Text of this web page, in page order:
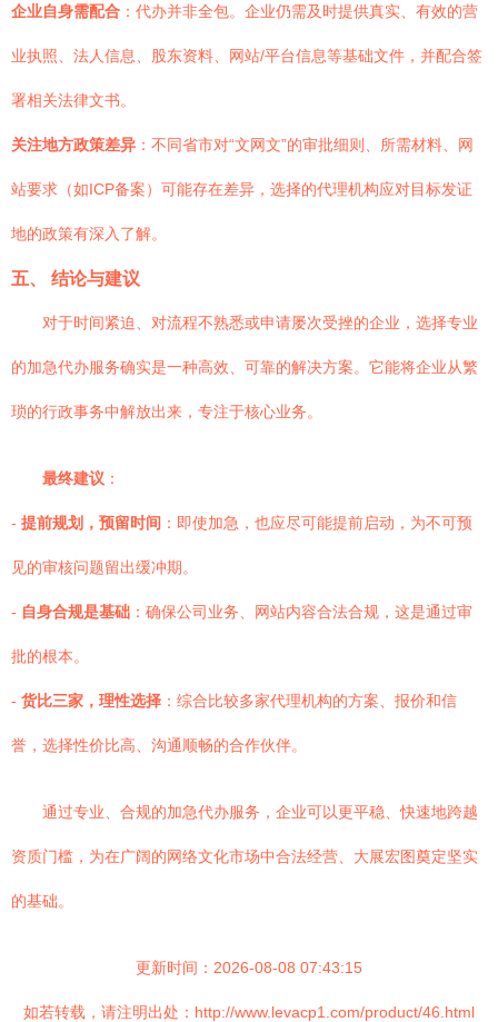
企业自身需配合 ：代办并非全包。企业仍需及时提供真实、有效的营
业执照、法人信息、股东资料、网站/平台信息等基础文件，并配合签
署相关法律文书。
关注地方政策差异 ：不同省市对“文网文”的审批细则、所需材料、网
站要求（如ICP备案）可能存在差异，选择的代理机构应对目标发证
地的政策有深入了解。
五、 结论与建议
对于时间紧迫、对流程不熟悉或申请屡次受挫的企业，选择专业
的加急代办服务确实是一种高效、可靠的解决方案。它能将企业从繁
琐的行政事务中解放出来，专注于核心业务。
最终建议 ：
- 提前规划，预留时间 ：即使加急，也应尽可能提前启动，为不可预
见的审核问题留出缓冲期。
- 自身合规是基础 ：确保公司业务、网站内容合法合规，这是通过审
批的根本。
- 货比三家，理性选择 ：综合比较多家代理机构的方案、报价和信
誉，选择性价比高、沟通顺畅的合作伙伴。
通过专业、合规的加急代办服务，企业可以更平稳、快速地跨越
资质门槛，为在广阔的网络文化市场中合法经营、大展宏图奠定坚实
的基础。
更新时间：2026-08-08 07:43:15
如若转载，请注明出处：http://www.levacp1.com/product/46.html